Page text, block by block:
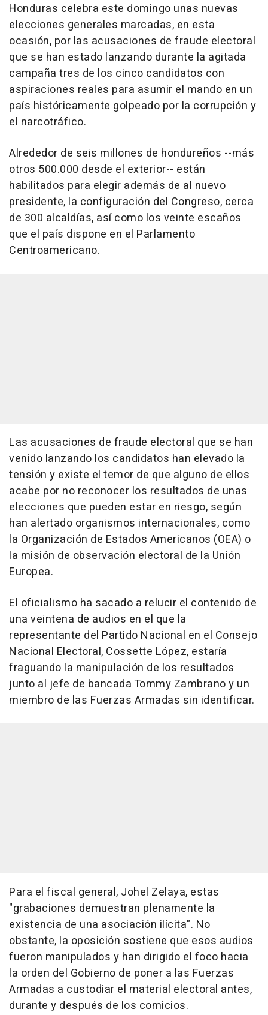
Honduras celebra este domingo unas nuevas
elecciones generales marcadas, en esta
ocasión, por las acusaciones de fraude electoral
que se han estado lanzando durante la agitada
campaña tres de los cinco candidatos con
aspiraciones reales para asumir el mando en un
país históricamente golpeado por la corrupción y
el narcotráfico.
Alrededor de seis millones de hondureños --más
otros 500.000 desde el exterior-- están
habilitados para elegir además de al nuevo
presidente, la configuración del Congreso, cerca
de 300 alcaldías, así como los veinte escaños
que el país dispone en el Parlamento
Centroamericano.
Las acusaciones de fraude electoral que se han
venido lanzando los candidatos han elevado la
tensión y existe el temor de que alguno de ellos
acabe por no reconocer los resultados de unas
elecciones que pueden estar en riesgo, según
han alertado organismos internacionales, como
la Organización de Estados Americanos (OEA) o
la misión de observación electoral de la Unión
Europea.
El oficialismo ha sacado a relucir el contenido de
una veintena de audios en el que la
representante del Partido Nacional en el Consejo
Nacional Electoral, Cossette López, estaría
fraguando la manipulación de los resultados
junto al jefe de bancada Tommy Zambrano y un
miembro de las Fuerzas Armadas sin identificar.
Para el fiscal general, Johel Zelaya, estas
"grabaciones demuestran plenamente la
existencia de una asociación ilícita". No
obstante, la oposición sostiene que esos audios
fueron manipulados y han dirigido el foco hacia
la orden del Gobierno de poner a las Fuerzas
Armadas a custodiar el material electoral antes,
durante y después de los comicios.